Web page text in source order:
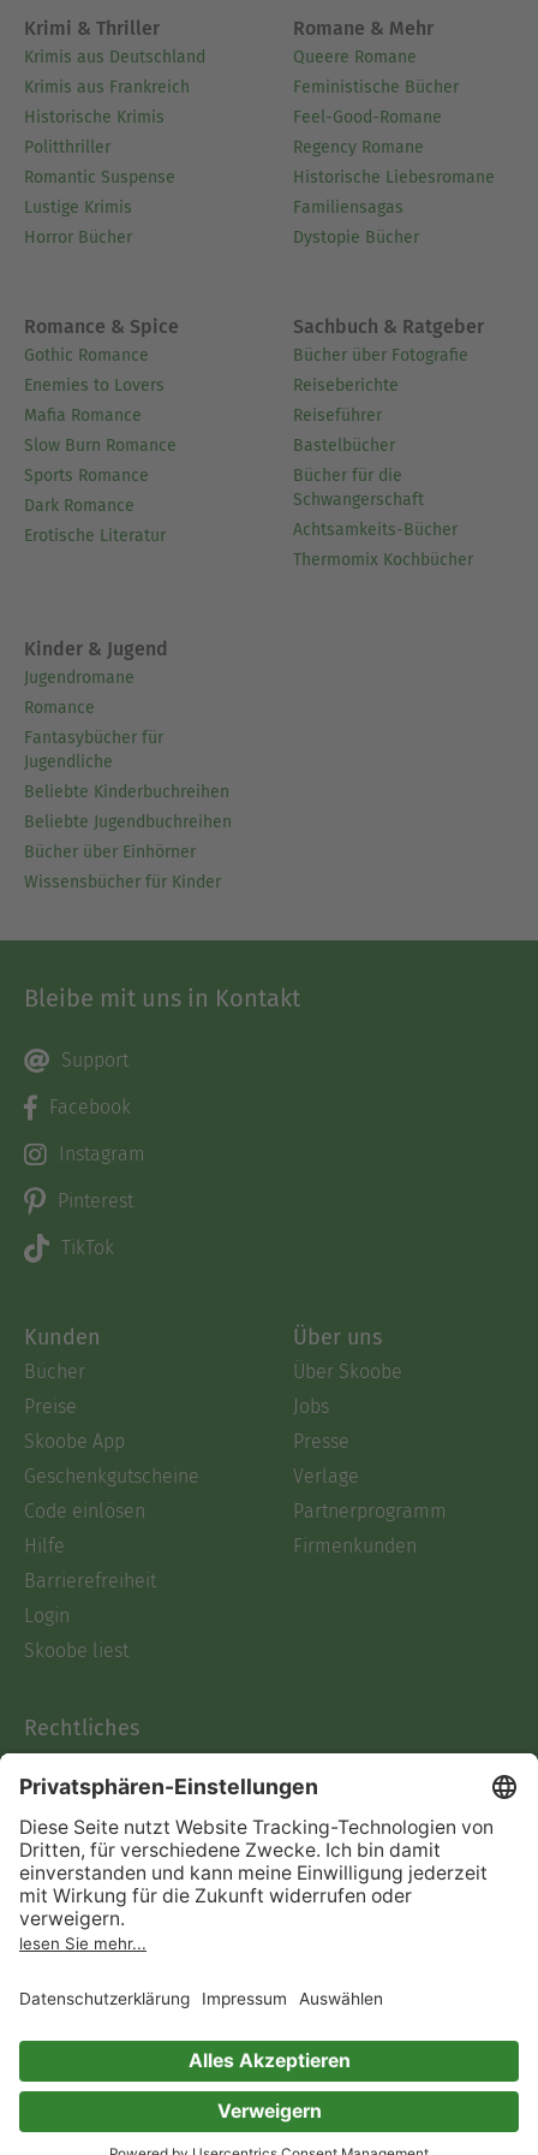
Krimi & Thriller
Krimis aus Deutschland
Krimis aus Frankreich
Historische Krimis
Politthriller
Romantic Suspense
Lustige Krimis
Horror Bücher
Romane & Mehr
Queere Romane
Feministische Bücher
Feel-Good-Romane
Regency Romane
Historische Liebesromane
Familiensagas
Dystopie Bücher
Romance & Spice
Gothic Romance
Enemies to Lovers
Mafia Romance
Slow Burn Romance
Sports Romance
Dark Romance
Erotische Literatur
Sachbuch & Ratgeber
Bücher über Fotografie
Reiseberichte
Reiseführer
Bastelbücher
Bücher für die
Schwangerschaft
Achtsamkeits-Bücher
Thermomix Kochbücher
Kinder & Jugend
Jugendromane
Romance
Fantasybücher für
Jugendliche
Beliebte Kinderbuchreihen
Beliebte Jugendbuchreihen
Bücher über Einhörner
Wissensbücher für Kinder
Bleibe mit uns in Kontakt
Support
Facebook
Instagram
Pinterest
TikTok
Kunden
Bücher
Preise
Skoobe App
Geschenkgutscheine
Code einlösen
Hilfe
Barrierefreiheit
Login
Skoobe liest
Über uns
Über Skoobe
Jobs
Presse
Verlage
Partnerprogramm
Firmenkunden
Rechtliches
AGB
Informationen nach Data
Act
Verträge hier kündigen
Impressum
Immer ein gutes Buch